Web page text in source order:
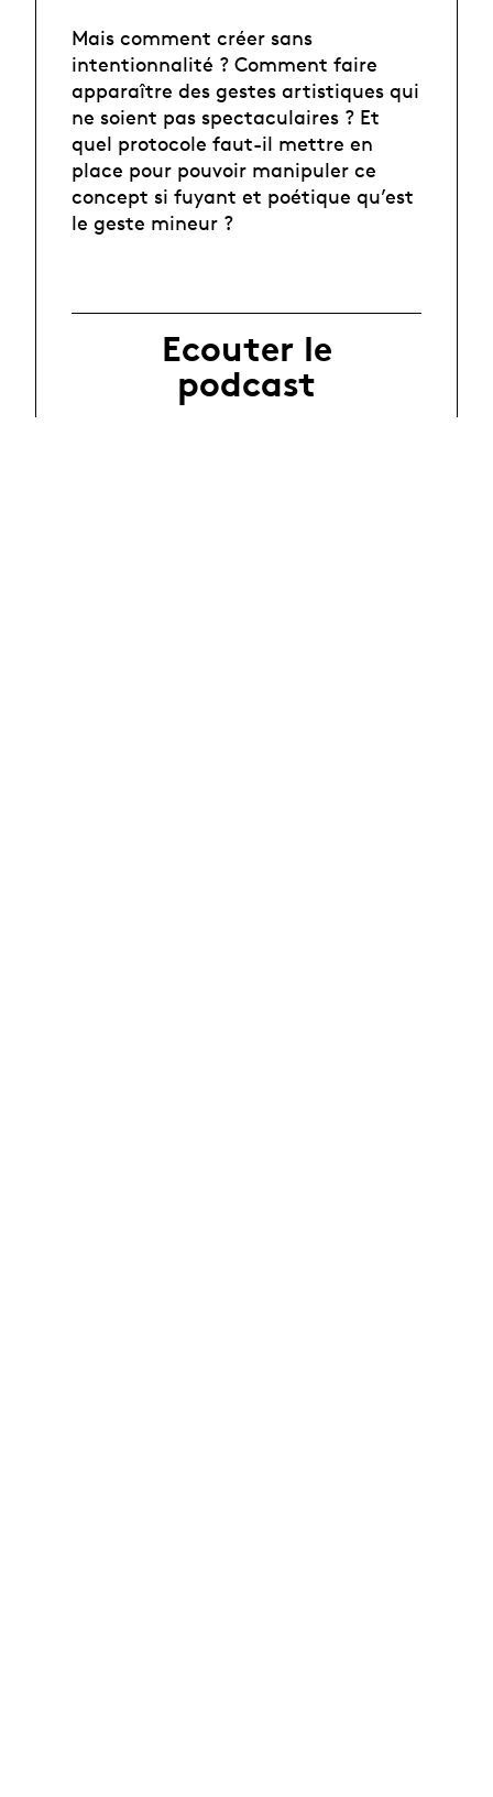
Mais comment créer sans
intentionnalité ? Comment faire
apparaître des gestes artistiques qui
ne soient pas spectaculaires ? Et
quel protocole faut-il mettre en
place pour pouvoir manipuler ce
concept si fuyant et poétique qu’est
le geste mineur ?
Ecouter le
podcast